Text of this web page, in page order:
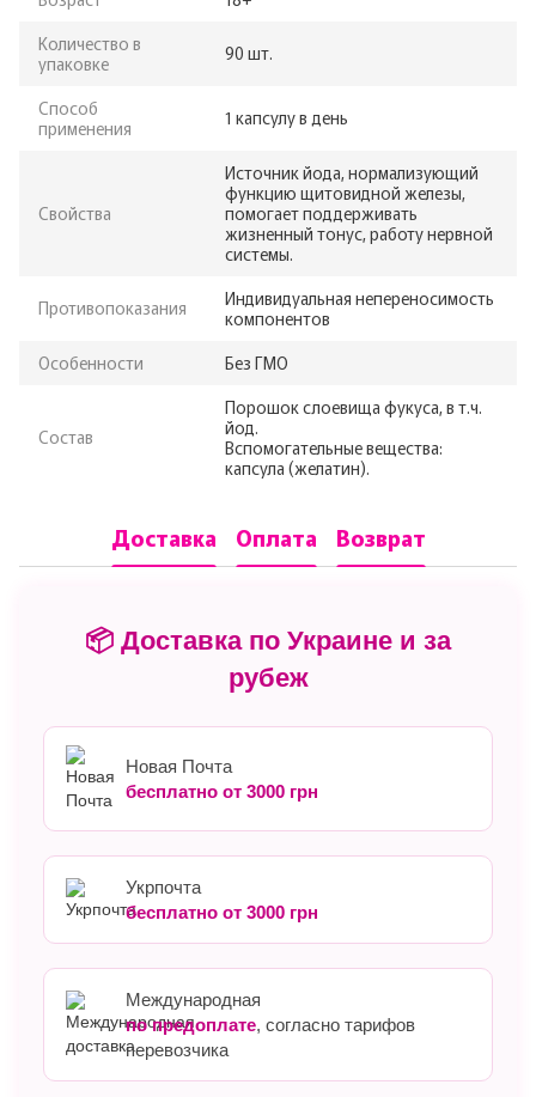
Количество в
упаковке
90 шт.
Способ
применения
1 капсулу в день
Свойства
Источник йода, нормализующий
функцию щитовидной железы,
помогает поддерживать
жизненный тонус, работу нервной
системы.
Противопоказания
Индивидуальная непереносимость
компонентов
Особенности
Без ГМО
Состав
Порошок слоевища фукуса, в т.ч.
йод.
Вспомогательные вещества:
капсула (желатин).
Доставка Оплата Возврат
📦 Доставка по Украине и за
рубеж
Новая Почта
бесплатно от 3000 грн
Укрпочта
бесплатно от 3000 грн
Международная
по предоплате, согласно тарифов
перевозчика